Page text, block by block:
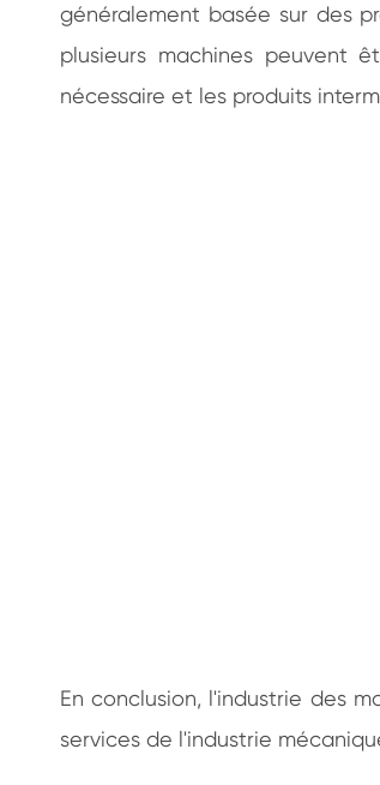
généralement basée sur des
plusieurs machines peuvent
nécessaire et les produits
En conclusion, l'industrie des
services de l'industrie